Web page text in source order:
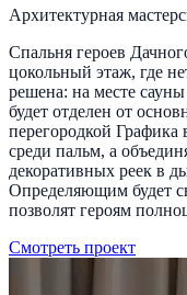
Архитектурная
Спальня героев
цокольный этаж, где
решена: на месте
будет отделен от
перегородкой Графика
среди пальм, а
декоративных реек в
Определяющим будет
позволят героям
Смотреть проект